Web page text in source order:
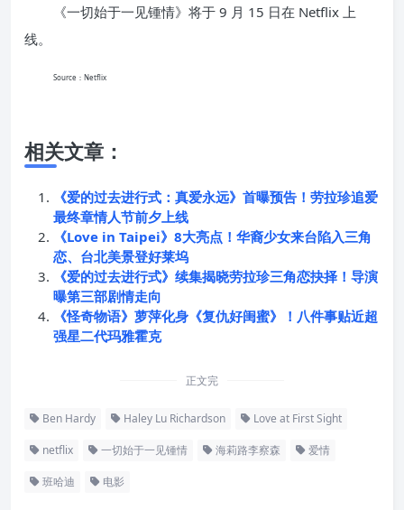
《一切始于一见锺情》将于 9 月 15 日在 Netflix 上
线。
Source：Netflix
相关文章：
《爱的过去进行式：真爱永远》首曝预告！劳拉珍追爱
最终章情人节前夕上线
《Love in Taipei》8大亮点！华裔少女来台陷入三角
恋、台北美景登好莱坞
《爱的过去进行式》续集揭晓劳拉珍三角恋抉择！导演
曝第三部剧情走向
《怪奇物语》萝萍化身《复仇好闺蜜》！八件事贴近超
强星二代玛雅霍克
正文完
Ben Hardy Haley Lu Richardson Love at First Sight
netflix 一切始于一见锺情 海莉路李察森 爱情
班哈迪 电影